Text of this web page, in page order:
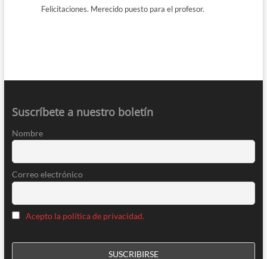
Felicitaciones. Merecido puesto para el profesor.
Suscríbete a nuestro boletín
Nombre
Correo electrónico
Acepto la política de privacidad.